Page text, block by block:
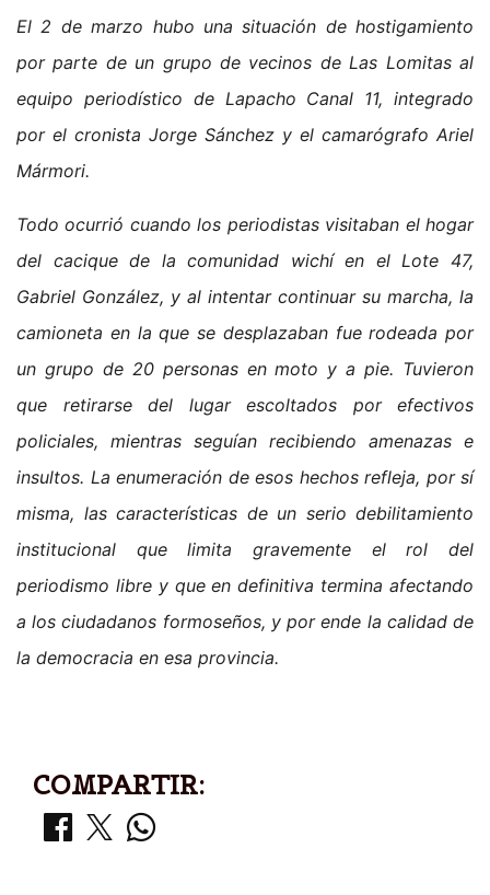
El 2 de marzo hubo una situación de hostigamiento
por parte de un grupo de vecinos de Las Lomitas al
equipo periodístico de Lapacho Canal 11, integrado
por el cronista Jorge Sánchez y el camarógrafo Ariel
Mármori.
Todo ocurrió cuando los periodistas visitaban el hogar
del cacique de la comunidad wichí en el Lote 47,
Gabriel González, y al intentar continuar su marcha, la
camioneta en la que se desplazaban fue rodeada por
un grupo de 20 personas en moto y a pie. Tuvieron
que retirarse del lugar escoltados por efectivos
policiales, mientras seguían recibiendo amenazas e
insultos. La enumeración de esos hechos refleja, por sí
misma, las características de un serio debilitamiento
institucional que limita gravemente el rol del
periodismo libre y que en definitiva termina afectando
a los ciudadanos formoseños, y por ende la calidad de
la democracia en esa provincia.
COMPARTIR: